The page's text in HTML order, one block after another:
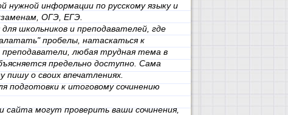
информации по русскому языку и
ОГЭ, ЕГЭ.
школьников и преподавателей, где
пробелы, натаскаться к
любая трудная тема в
предельно доступно. Сама
пишу о своих впечатлениях.
подготовки к итоговому сочинению
могут проверить ваши сочинения,